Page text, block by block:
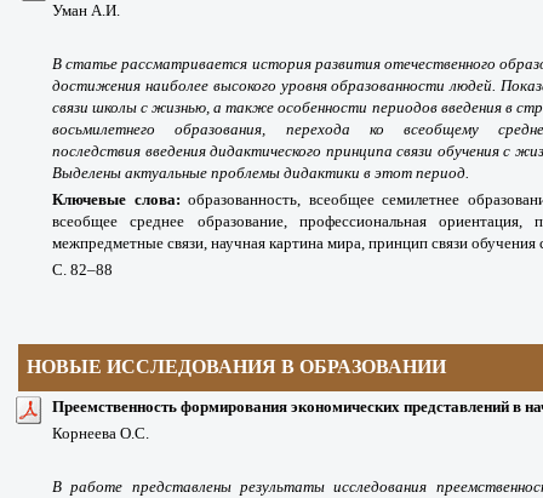
Уман А.И.
В статье рассматривается история развития отечественного
достижения наиболее высокого уровня образованности людей.
связи школы с жизнью, а также особенности периодов введения в
восьмилетнего образования, перехода ко всеобщему
последствия введения дидактического принципа связи обучения с
Выделены актуальные проблемы дидактики в этот период.
Ключевые слова: образованность, всеобщее семилетнее
всеобщее среднее образование, профессиональная ориентация,
межпредметные связи, научная картина мира, принцип связи обучения
С. 82–88
НОВЫЕ ИССЛЕДОВАНИЯ В ОБРАЗОВАНИИ
Преемственность формирования экономических представлений в
Корнеева О.С.
В работе представлены результаты исследования